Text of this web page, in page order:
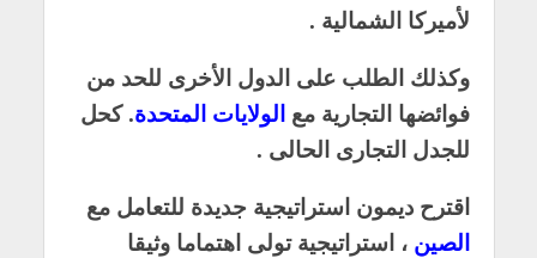
لأميركا الشمالية .
وكذلك الطلب على الدول الأخرى للحد من
فوائضها التجارية مع الولايات المتحدة. كحل
للجدل التجارى الحالى .
اقترح ديمون استراتيجية جديدة للتعامل مع
الصين ، استراتيجية تولى اهتماما وثيقا